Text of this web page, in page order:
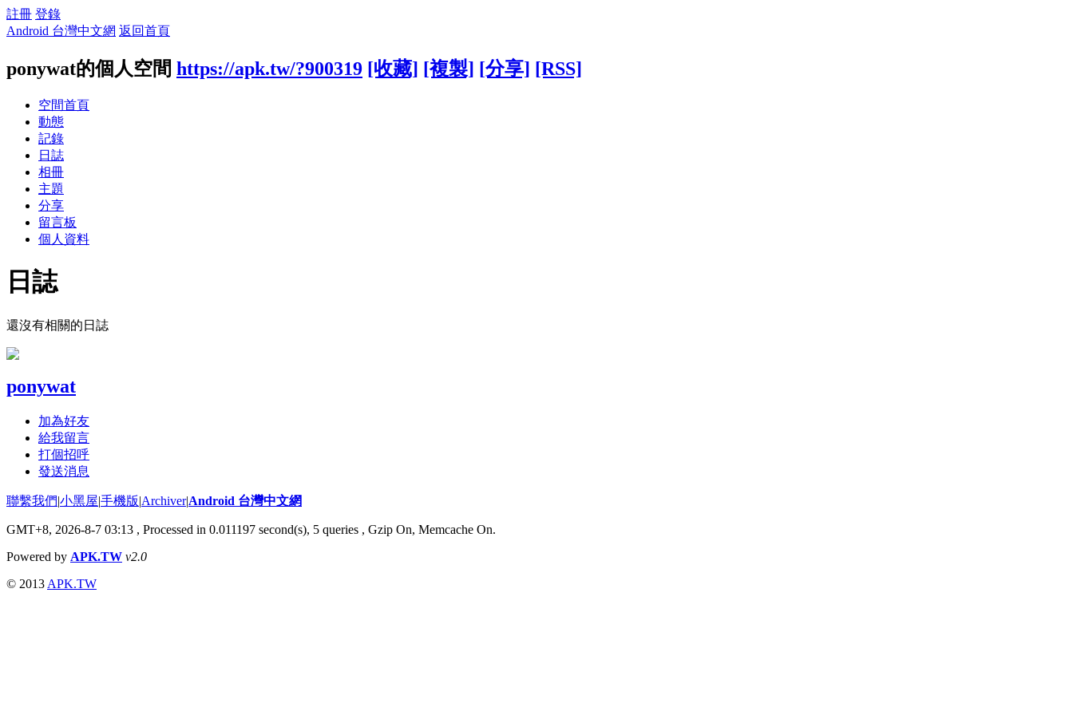
註冊 登錄
Android 台灣中文網 返回首頁
ponywat的個人空間 https://apk.tw/?900319 [收藏] [複製] [分享] [RSS]
空間首頁
動態
記錄
日誌
相冊
主題
分享
留言板
個人資料
日誌
還沒有相關的日誌
ponywat
加為好友
給我留言
打個招呼
發送消息
聯繫我們|小黑屋|手機版|Archiver|Android 台灣中文網
GMT+8, 2026-8-7 03:13 , Processed in 0.011197 second(s), 5 queries , Gzip On, Memcache On.
Powered by APK.TW v2.0
© 2013 APK.TW